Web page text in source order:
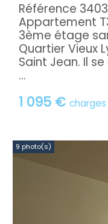
1 095 €
Référence
Appartement
3ème étage
Quartier Vieux
Saint Jean. Il
...
9 photo(s)